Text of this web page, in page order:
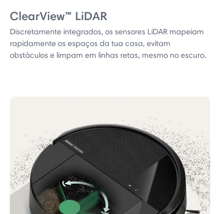
ClearView™ LiDAR
Discretamente integrados, os sensores LiDAR mapeiam
rapidamente os espaços da tua casa, evitam
obstáculos e limpam em linhas retas, mesmo no escuro.